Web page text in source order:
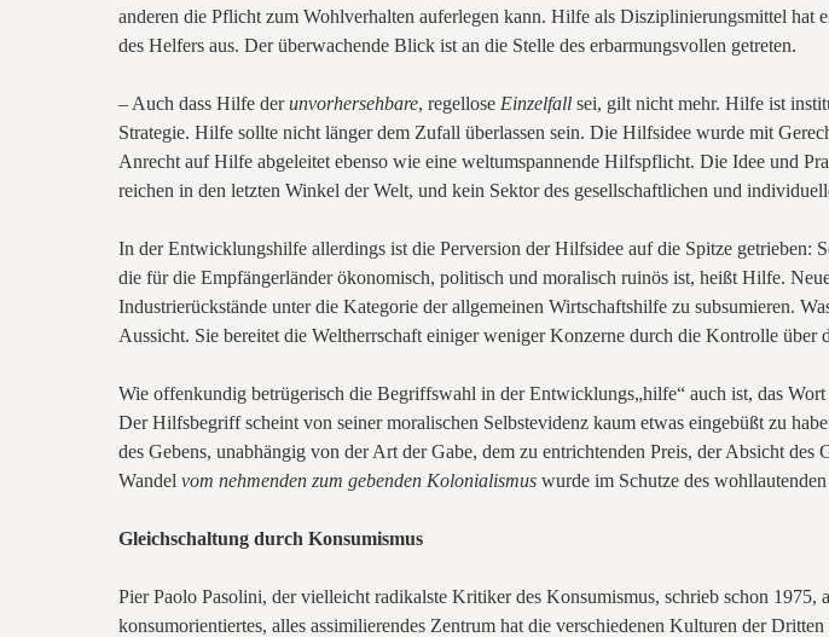
anderen die Pflicht zum Wohlverhalten auferlegen kann. Hilfe als Disziplinierungsmittel
des Helfers aus. Der überwachende Blick ist an die Stelle des erbarmungsvollen getreten.
– Auch dass Hilfe derunvorhersehbare, regellose Einzelfall sei, gilt nicht mehr. Hilfe ist
Strategie. Hilfe sollte nicht länger dem Zufall überlassen sein. Die Hilfsidee wurde mit
Anrecht auf Hilfe abgeleitet ebenso wie eine weltumspannende Hilfspflicht. Die Idee und
reichen in den letzten Winkel der Welt, und kein Sektor des gesellschaftlichen und
In der Entwicklungshilfe allerdings ist die Perversion der Hilfsidee auf die Spitze getrieben:
die für die Empfängerländer ökonomisch, politisch und moralisch ruinös ist, heißt Hilfe.
Industrierückstände unter die Kategorie der allgemeinen Wirtschaftshilfe zu subsumieren.
Aussicht. Sie bereitet die Weltherrschaft einiger weniger Konzerne durch die Kontrolle über
Wie offenkundig betrügerisch die Begriffswahl in der Entwicklungs„hilfe“ auch ist, das
Der Hilfsbegriff scheint von seiner moralischen Selbstevidenz kaum etwas eingebüßt zu
des Gebens, unabhängig von der Art der Gabe, dem zu entrichtenden Preis, der Absicht
Wandel vom nehmenden zum gebenden Kolonialismus wurde im Schutze des
Gleichschaltung durch Konsumismus
Pier Paolo Pasolini, der vielleicht radikalste Kritiker des Konsumismus, schrieb schon
konsumorientiertes, alles assimilierendes Zentrum hat die verschiedenen Kulturen der